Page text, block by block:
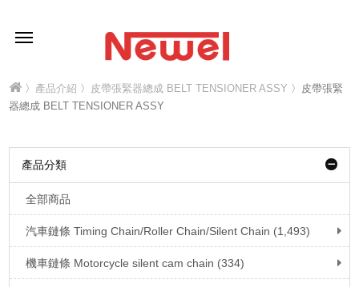
〉 產品介紹 〉 皮帶張緊器總成 BELT TENSIONER ASSY 〉皮帶張緊
器總成 BELT TENSIONER ASSY
產品分類
全部商品
汽車鏈條 Timing Chain/Roller Chain/Silent Chain (1,493)
機車鏈條 Motorcycle silent cam chain (334)